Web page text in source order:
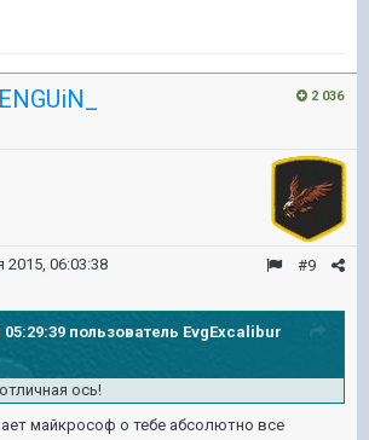
2 036
#9
2015, 06:03:38
05:29:39 пользователь EvgExcalibur
ось!
майкрософ о тебе абсолютно все